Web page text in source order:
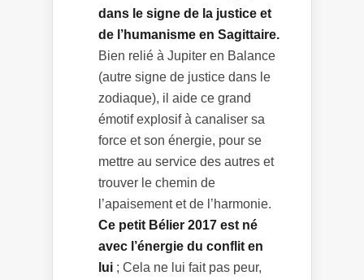
dans le signe de la justice et
de l’humanisme en Sagittaire.
Bien relié à Jupiter en Balance
(autre signe de justice dans le
zodiaque), il aide ce grand
émotif explosif à canaliser sa
force et son énergie, pour se
mettre au service des autres et
trouver le chemin de
l’apaisement et de l’harmonie.
Ce petit Bélier 2017 est né
avec l’énergie du conflit en
lui ; Cela ne lui fait pas peur,